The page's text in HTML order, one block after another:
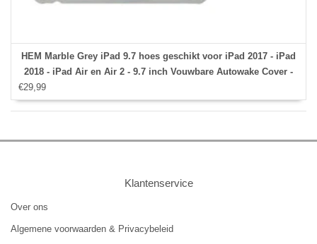
HEM Marble Grey iPad 9.7 hoes geschikt voor iPad 2017 - iPad
2018 - iPad Air en Air 2 - 9.7 inch Vouwbare Autowake Cover -
iPad 2017 / 2018 / Air en Air 2 hoes - iPad 9.7 5/6 Hoes - Air en
Air 2 - 5/6e generatie hoes - Met Stylus
€29,99
Klantenservice
Over ons
Algemene voorwaarden & Privacybeleid